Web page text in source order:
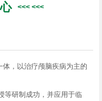
，以治疗颅脑疾病为主的
等研制成功，并应用于临